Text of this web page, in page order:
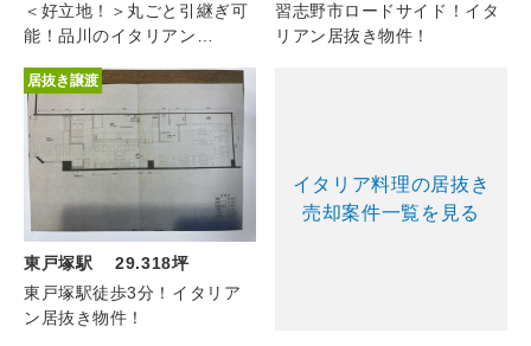
＜好立地！＞丸ごと引継ぎ可
能！品川のイタリアン
習志野市ロードサイド！イタ
リアン居抜き物件！
居抜き譲渡
東戸塚駅 29.318坪
東戸塚駅徒歩3分！イタリア
ン居抜き物件！
イタリア料理の居抜き
売却案件一覧を見る